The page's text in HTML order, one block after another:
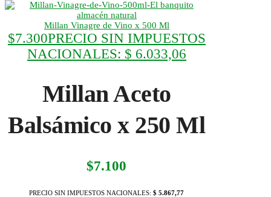
Millan Vinagre de Vino x 500 Ml
$7.300PRECIO SIN IMPUESTOS
NACIONALES: $ 6.033,06
Millan Aceto
Balsámico x 250 Ml
$7.100
PRECIO SIN IMPUESTOS NACIONALES:$ 5.867,77